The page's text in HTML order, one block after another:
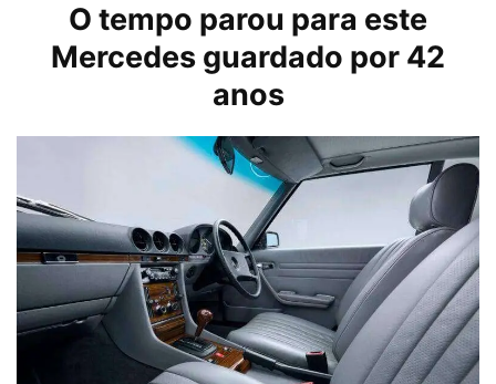
O tempo parou para este
Mercedes guardado por 42
anos